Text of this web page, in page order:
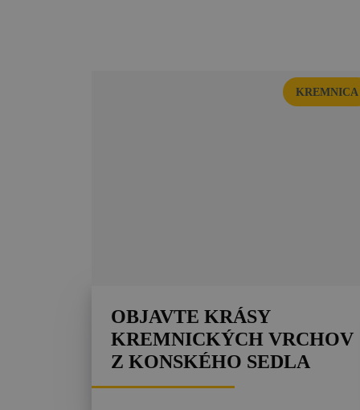
KREMNICA
OBJAVTE KRÁSY
KREMNICKÝCH VRCHOV
Z KONSKÉHO SEDLA